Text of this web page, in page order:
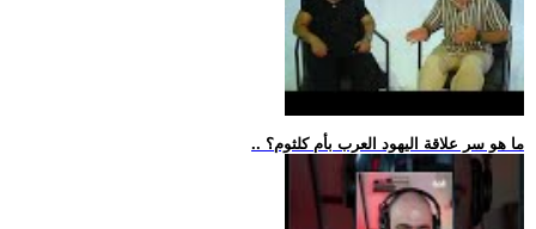
.. ما هو سر علاقة اليهود العرب بأم كلثوم؟